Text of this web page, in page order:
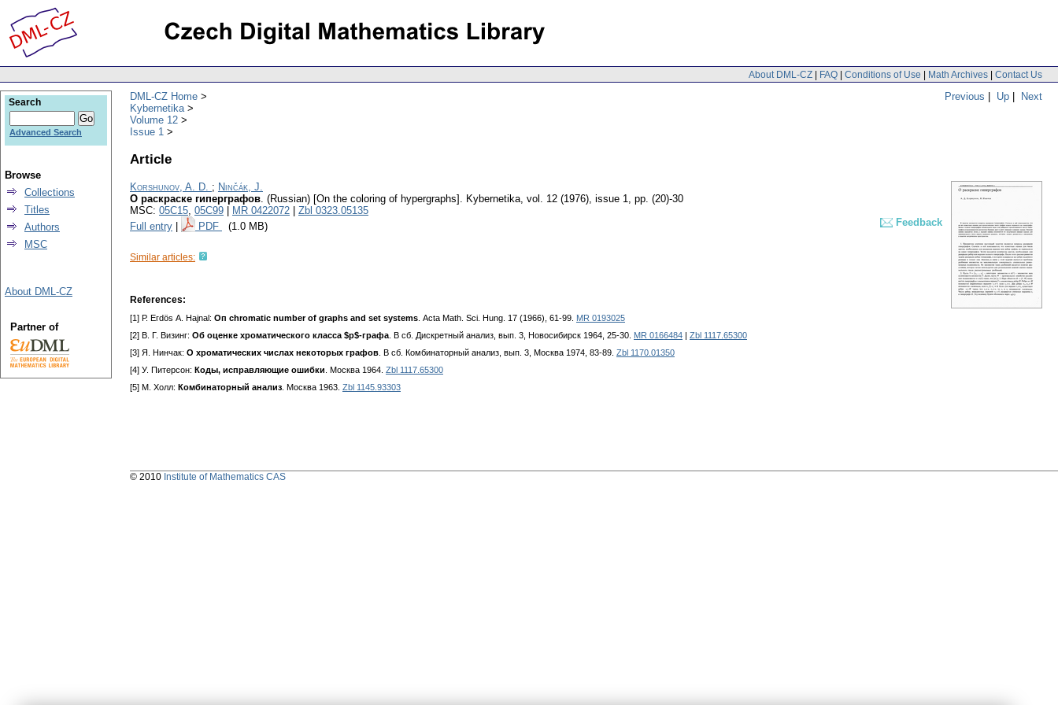
About DML-CZ | FAQ | Conditions of Use | Math Archives | Contact Us
Previous | Up | Next
DML-CZ Home
Kybernetika
Volume 12
Issue 1
Article
Korshunov, A. D. ; Ninčák, J.
О раскраске гиперграфов. (Russian) [On the coloring of hypergraphs]. Kybernetika, vol. 12 (1976), issue 1, pp. (20)-30
MSC: 05C15, 05C99 MR 0422072
Zbl 0323.05135
Full entry
PDF (1.0 MB) Feedback
Similar articles:
References:
[1] Р. Егdös А. Наjnal: Оп chromatic number of graphs and set systems . Асta Маth. Sci. Hung. 17 (1966), 61-99. MR 0193025
[2] В. Г. Визинг: Об оценке хроматического класса $р$-графа . В сб. Дискретный анализ, вып. 3, Новосибирск 1964, 25-30. MR 0166484
Zbl 1117.65300
[3] Я. Нинчак: О хроматических числах некоторых графов . В сб. Комбинаторный анализ, вып. 3, Москва 1974, 83-89. Zbl 1170.01350
[4] У. Питерсон: Коды, исправляющие ошибки . Москва 1964. Zbl 1117.65300
[5] М. Холл: Комбинаторный анализ . Москва 1963. Zbl 1145.93303
Search
Advanced Search
Browse
Collections
Titles
Authors
MSC
About DML-CZ
Partner of
© 2010 Institute of Mathematics CAS